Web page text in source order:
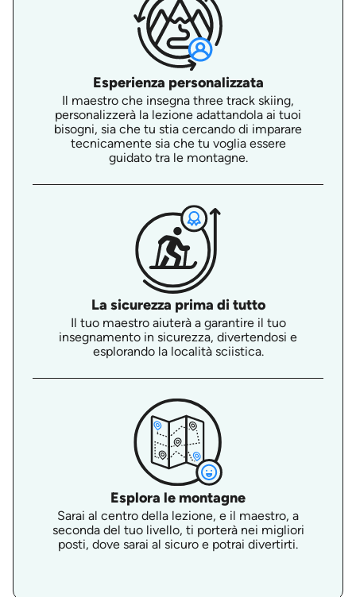
Esperienza personalizzata
Il maestro che insegna three track skiing,
personalizzerà la lezione adattandola ai tuoi
bisogni, sia che tu stia cercando di imparare
tecnicamente sia che tu voglia essere
guidato tra le montagne.
La sicurezza prima di tutto
Il tuo maestro aiuterà a garantire il tuo
insegnamento in sicurezza, divertendosi e
esplorando la località sciistica.
Esplora le montagne
Sarai al centro della lezione, e il maestro, a
seconda del tuo livello, ti porterà nei migliori
posti, dove sarai al sicuro e potrai divertirti.